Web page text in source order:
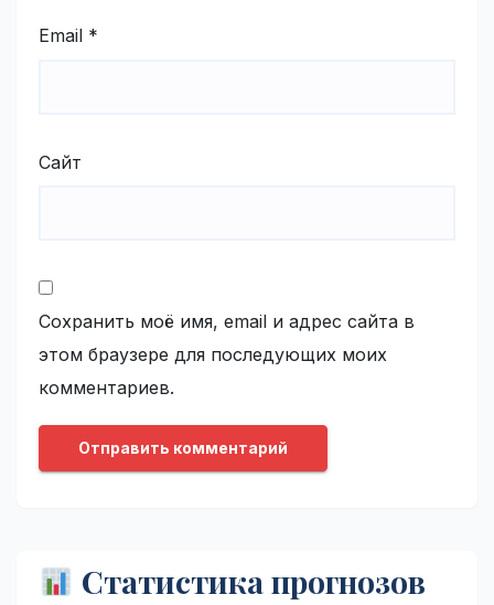
Email *
Сайт
Сохранить моё имя, email и адрес сайта в
этом браузере для последующих моих
комментариев.
Статистика прогнозов